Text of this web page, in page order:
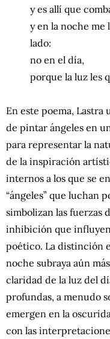
y es allí que
y en la noche me
lado:
nо en el día,
porque la luz les
En este poema, Lastra
de pintar ángeles en
para representar la
de la inspiración
internos a los que se
“ángeles” que luchan
simbolizan las fuerzas
inhibición que
poético. La distinción
noche subraya aún
claridad de la luz del
profundas, a menudo
emergen en la
con las